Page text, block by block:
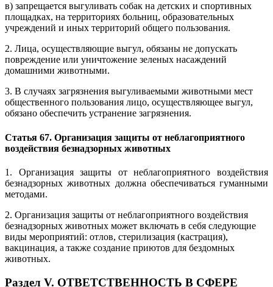
в) запрещается выгуливать собак на детских и спортивных
площадках, на территориях больниц, образовательных
учреждений и иных территорий общего пользования.
2. Лица, осуществляющие выгул, обязаны не допускать
повреждение или уничтожение зеленых насаждений
домашними животными.
3. В случаях загрязнения выгуливаемыми животными мест
общественного пользования лицо, осуществляющее выгул,
обязано обеспечить устранение загрязнения.
Статья 67. Организация защиты от неблагоприятного
воздействия безнадзорных животных
1. Организация защиты от неблагоприятного воздействия
безнадзорных животных должна обеспечиваться гуманными
методами.
2. Организация защиты от неблагоприятного воздействия
безнадзорных животных может включать в себя следующие
виды мероприятий: отлов, стерилизация (кастрация),
вакцинация, а также создание приютов для бездомных
животных.
Раздел V. ОТВЕТСТВЕННОСТЬ В СФЕРЕ